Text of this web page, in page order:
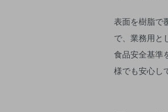
表面を樹脂で
で、業務用と
食品安全基準
様でも安心し